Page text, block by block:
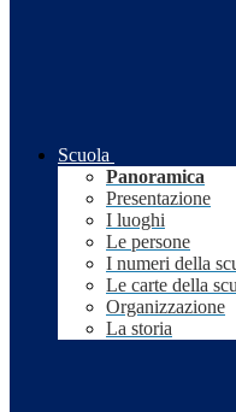
Scuola
Panoramica
Presentazione
I luoghi
Le persone
I numeri della
Le carte della
Organizzazione
La storia